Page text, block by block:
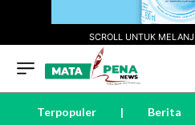
SCROLL UNTUK
Terpopuler | Berita